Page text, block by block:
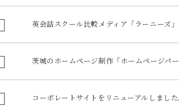
英会話スクール比較メディア「ラーニーズ」
茨城のホームページ制作「ホームページパ
コーポレートサイトをリニューアルしました